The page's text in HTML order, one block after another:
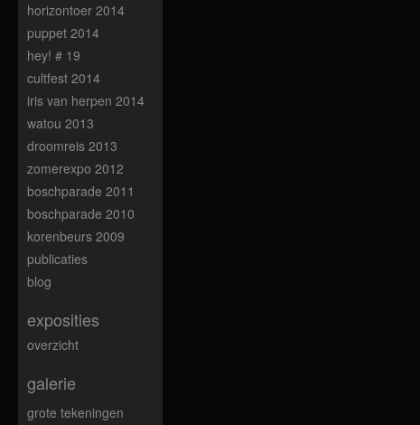
horizontoer 2014
puppet 2014
hey! # 19
cultfest 2014
iris van herpen 2014
watou 2013
droomreis 2013
zomerexpo 2012
boschparade 2011
boschparade 2010
korenbeurs 2009
publicaties
blog
exposities
overzicht
galerie
grote tekeningen